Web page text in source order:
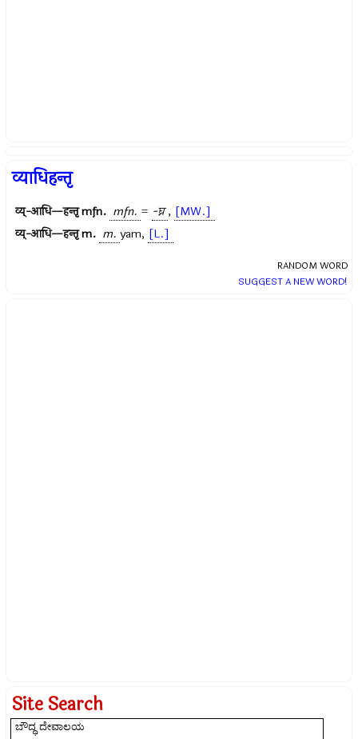
व्याधिहन्तृ
व्य्-आधि—हन्तृmfn. mfn. = -घ्न , [MW.]
व्य्-आधि—हन्तृm. m. yam, [L.]
RANDOM WORD
SUGGEST A NEW WORD!
Site Search